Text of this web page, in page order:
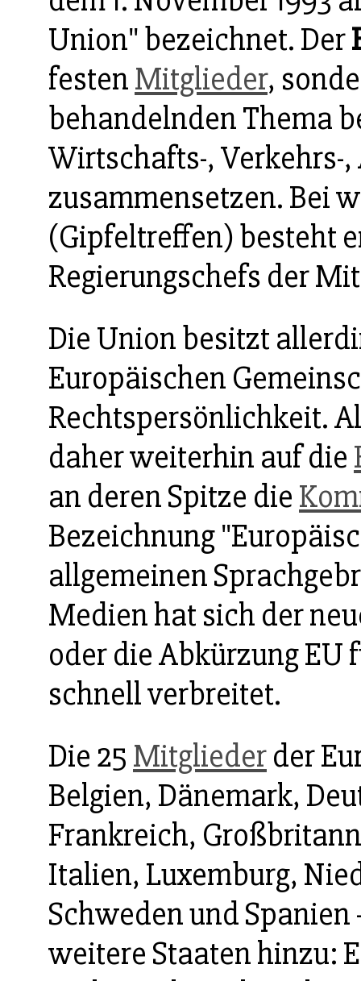
Union" bezeichnet. Der
festenMitglieder,
behandelnden Thema
Wirtschafts-, Verkehrs-
zusammensetzen. Bei
(Gipfeltreffen) besteht
Regierungschefs der
Die Union besitzt
Europäischen
Rechtspersönlichkeit.
daher weiterhin auf die
an deren Spitze die
Bezeichnung
allgemeinen
Medien hat sich der
oder die Abkürzung
schnell verbreitet.
Die 25 Mitgliederder
Belgien, Dänemark,
Frankreich,
Italien, Luxemburg,
Schweden und Spanien
weitere Staaten hinzu: